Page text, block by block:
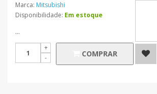
Marca: Mitsubishi
Disponibilidade: Em estoque
...
COMPRAR